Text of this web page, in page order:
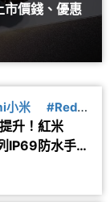
價錢、優惠
小米
#Redmi
升！紅米
IP69防水手機